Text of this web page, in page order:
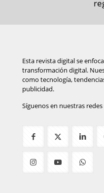
Esta revista digital se
transformación digital.
como tecnología,
publicidad.
Síguenos en nuestras